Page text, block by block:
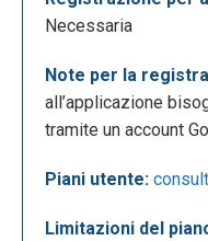
Per poter usare
proprio account
Necessaria
Note per la
all’applicazione
tramite un account
Piani utente:
Limitazioni del